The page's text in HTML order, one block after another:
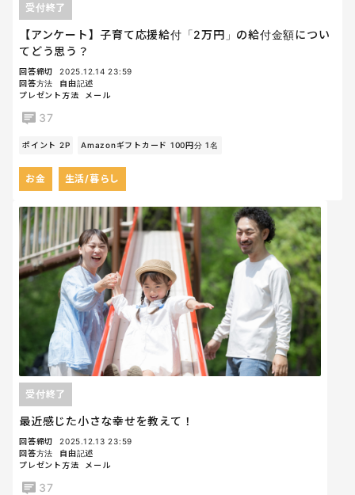
【アンケート】子育て応援給付「2万円」の給付金額につい
てどう思う？
受付終了
回答締切
2025.12.14 23:59
回答方法
自由記述
プレゼント方法
メール
37
ポイント 2P Amazonギフトカード 100円分 1名
お金 生活/暮らし
最近感じた小さな幸せを教えて！
受付終了
回答締切
2025.12.13 23:59
回答方法
自由記述
プレゼント方法
メール
37